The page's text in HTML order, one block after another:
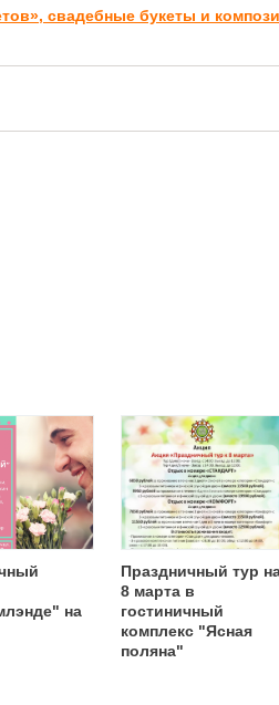
свадебные букеты и
на
Праздничный тур
8 марта в
гостиничный
комплекс "Ясная
поляна"